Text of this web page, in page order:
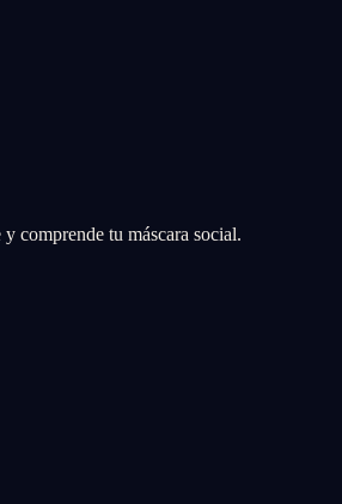
comprende tu máscara social.